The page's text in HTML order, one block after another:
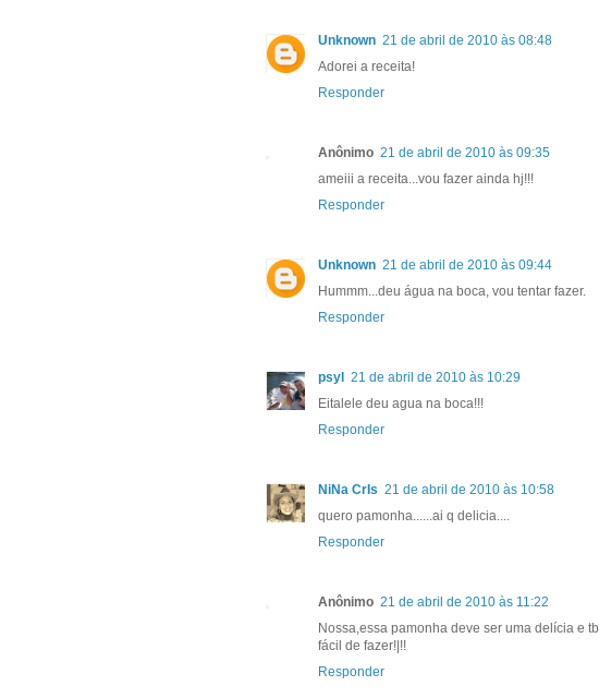
Unknown 21 de abril de 2010 às 08:48
Adorei a receita!
Responder
Anônimo 21 de abril de 2010 às 09:35
ameiii a receita...vou fazer ainda hj!!!
Responder
Unknown 21 de abril de 2010 às 09:44
Hummm...deu água na boca, vou tentar fazer.
Responder
psyl
21 de abril de 2010 às 10:29
Eitalele deu agua na boca!!!
Responder
NiNa CrIs 21 de abril de 2010 às 10:58
quero pamonha......ai q delicia....
Responder
Anônimo 21 de abril de 2010 às 11:22
Nossa,essa pamonha deve ser uma delícia e tb
fácil de fazer!|!!
Responder